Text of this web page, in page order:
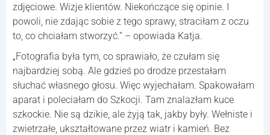
zdjęciowe. Wizje klientów. Niekończące się opinie. I
powoli, nie zdając sobie z tego sprawy, straciłam z oczu
to, co chciałam stworzyć.” – opowiada Katja.
„Fotografia była tym, co sprawiało, że czułam się
najbardziej sobą. Ale gdzieś po drodze przestałam
słuchać własnego głosu. Więc wyjechałam. Spakowałam
aparat i poleciałam do Szkocji. Tam znalazłam kuce
szkockie. Nie są dzikie, ale żyją tak, jakby były. Wełniste i
zwietrzałe, ukształtowane przez wiatr i kamień. Bez